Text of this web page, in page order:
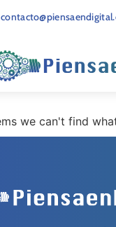
we can't find